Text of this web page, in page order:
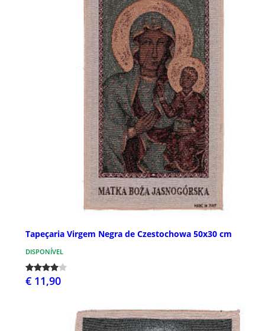
Tapeçaria Virgem Negra de Czestochowa 50x30 cm
DISPONÍVEL
€ 11,90